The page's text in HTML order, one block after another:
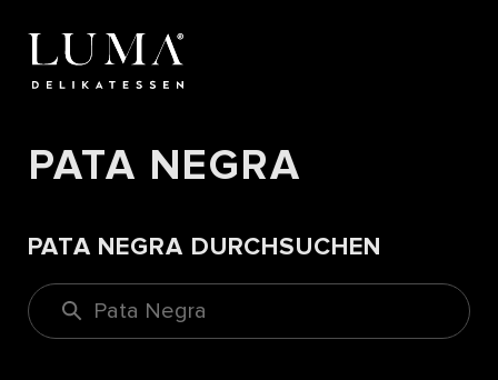
PATA NEGRA
PATA NEGRA DURCHSUCHEN
Pata Negra